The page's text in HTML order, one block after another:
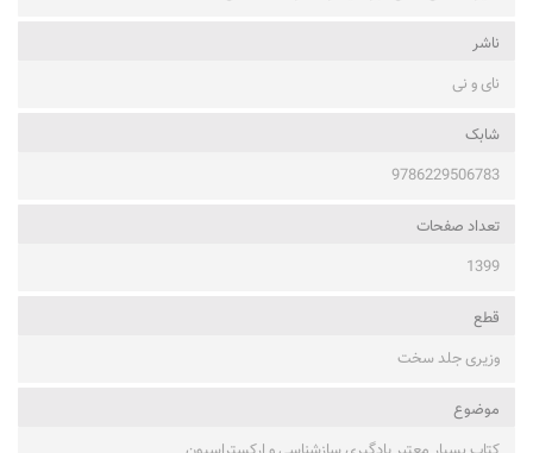
ناشر
نای و نی
شابک
9786229506783
تعداد صفحات
1399
قطع
وزیری جلد سخت
موضوع